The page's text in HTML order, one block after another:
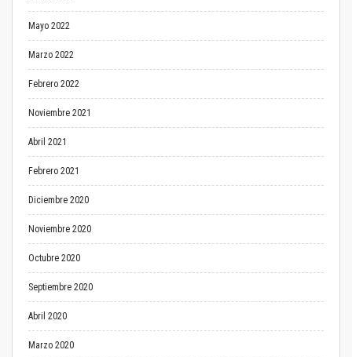
Mayo 2022
Marzo 2022
Febrero 2022
Noviembre 2021
Abril 2021
Febrero 2021
Diciembre 2020
Noviembre 2020
Octubre 2020
Septiembre 2020
Abril 2020
Marzo 2020